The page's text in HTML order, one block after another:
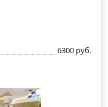
6300 руб.